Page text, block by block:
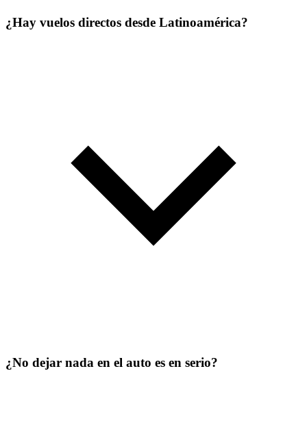
¿Hay vuelos directos desde Latinoamérica?
¿No dejar nada en el auto es en serio?